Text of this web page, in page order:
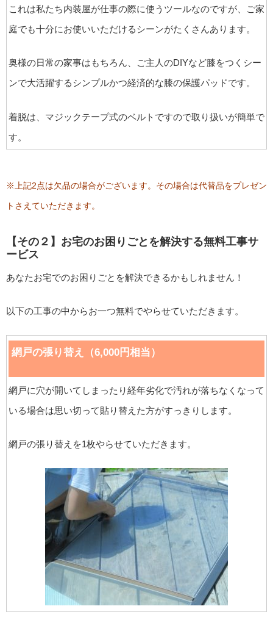
これは私たち内装屋が仕事の際に使うツールなのですが、ご家
庭でも十分にお使いいただけるシーンがたくさんあります。
奥様の日常の家事はもちろん、ご主人のDIYなど膝をつくシー
ンで大活躍するシンプルかつ経済的な膝の保護パッドです。
着脱は、マジックテープ式のベルトですので取り扱いが簡単で
す。
※上記2点は欠品の場合がございます。その場合は代替品をプレゼン
トさえていただきます。
【その２】お宅のお困りごとを解決する無料工事サ
ービス
あなたお宅でのお困りごとを解決できるかもしれません！
以下の工事の中からお一つ無料でやらせていただきます。
網戸の張り替え（6,000円相当）
網戸に穴が開いてしまったり経年劣化で汚れが落ちなくなって
いる場合は思い切って貼り替えた方がすっきりします。
網戸の張り替えを1枚やらせていただきます。